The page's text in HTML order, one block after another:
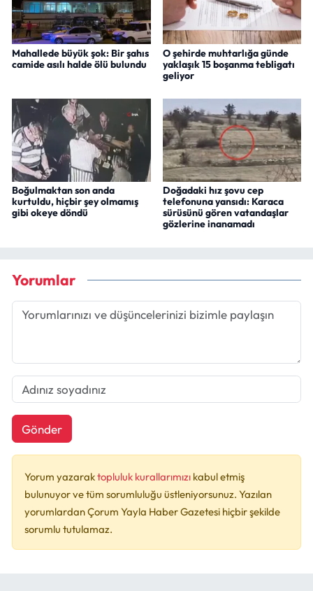
Mahallede büyük şok: Bir şahıs
camide asılı halde ölü bulundu
O şehirde muhtarlığa günde
yaklaşık 15 boşanma tebligatı
geliyor
Boğulmaktan son anda
kurtuldu, hiçbir şey olmamış
gibi okeye döndü
Doğadaki hız şovu cep
telefonuna yansıdı: Karaca
sürüsünü gören vatandaşlar
gözlerine inanamadı
Yorumlar
Gönder
Yorum yazaraktopluluk kurallarımızı kabul etmiş
bulunuyor ve tüm sorumluluğu üstleniyorsunuz. Yazılan
yorumlardan Çorum Yayla Haber Gazetesi hiçbir şekilde
sorumlu tutulamaz.